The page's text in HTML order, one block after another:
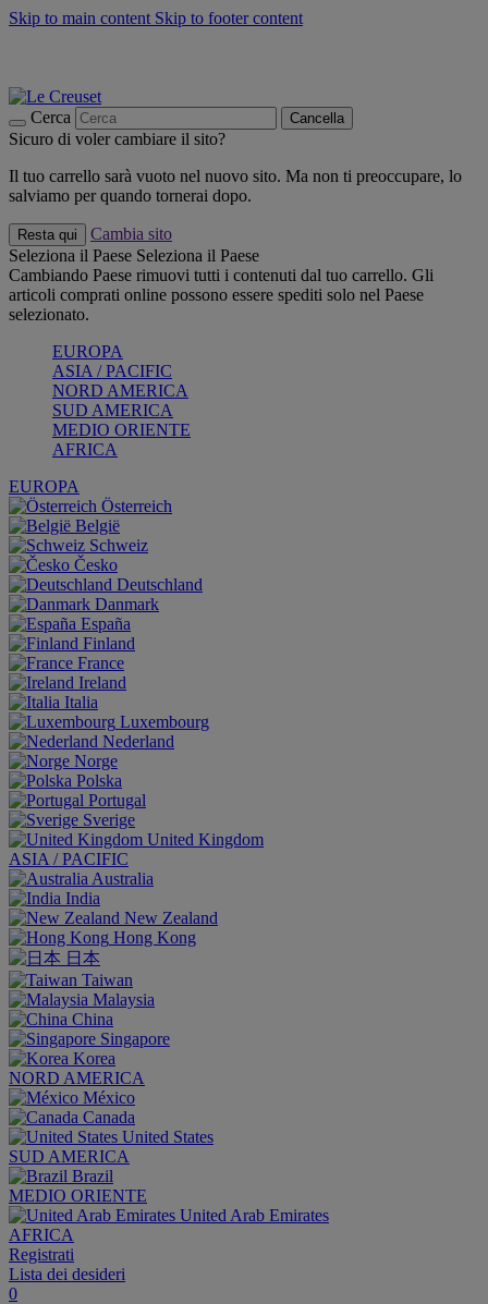
Skip to main content Skip to footer content
Cerca Cancella
Sicuro di voler cambiare il sito?
Il tuo carrello sarà vuoto nel nuovo sito. Ma non ti preoccupare, lo
salviamo per quando tornerai dopo.
Resta qui
Cambia sito
Seleziona il Paese Seleziona il Paese
Cambiando Paese rimuovi tutti i contenuti dal tuo carrello. Gli
articoli comprati online possono essere spediti solo nel Paese
selezionato.
EUROPA
ASIA / PACIFIC
NORD AMERICA
SUD AMERICA
MEDIO ORIENTE
AFRICA
EUROPA
Österreich
België
Schweiz
Česko
Deutschland
Danmark
España
Finland
France
Ireland
Italia
Luxembourg
Nederland
Norge
Polska
Portugal
Sverige
United Kingdom
ASIA / PACIFIC
Australia
India
New Zealand
Hong Kong
日本
Taiwan
Malaysia
China
Singapore
Korea
NORD AMERICA
México
Canada
United States
SUD AMERICA
Brazil
MEDIO ORIENTE
United Arab Emirates
AFRICA
Registrati
Lista dei desideri
0